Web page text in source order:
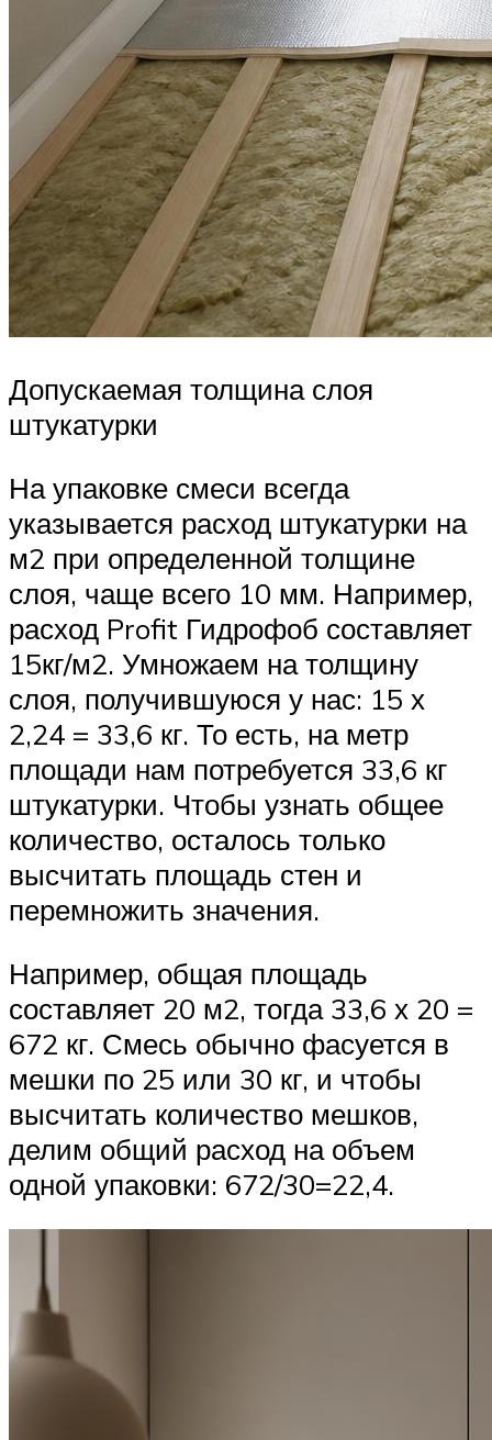
Допускаемая толщина слоя
штукатурки
На упаковке смеси всегда
указывается расход штукатурки на
м2 при определенной толщине
слоя, чаще всего 10 мм. Например,
расход Profit Гидрофоб составляет
15кг/м2. Умножаем на толщину
слоя, получившуюся у нас: 15 х
2,24 = 33,6 кг. То есть, на метр
площади нам потребуется 33,6 кг
штукатурки. Чтобы узнать общее
количество, осталось только
высчитать площадь стен и
перемножить значения.
Например, общая площадь
составляет 20 м2, тогда 33,6 х 20 =
672 кг. Смесь обычно фасуется в
мешки по 25 или 30 кг, и чтобы
высчитать количество мешков,
делим общий расход на объем
одной упаковки: 672/30=22,4.